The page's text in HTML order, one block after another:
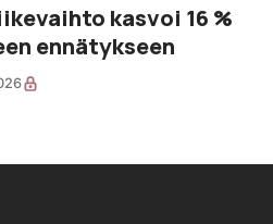
kasvoi 16 %
ennätykseen